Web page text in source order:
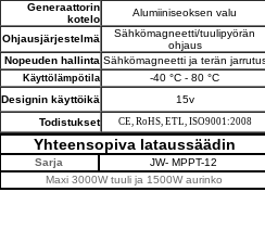
Generaattorin
kotelo
Alumiiniseoksen valu
Ohjausjärjestelmä
Sähkömagneetti/tuulipyörän
ohjaus
Nopeuden hallinta Sähkömagneetti ja terän
Käyttölämpötila
-40 °C - 80 °C
Designin käyttöikä
15v
Todistukset
CE, RoHS, ETL, ISO9001:2008
Yhteensopiva lataussäädin
Sarja
JW- MPPT-12
Maxi 3000W tuuli ja 1500W aurinko